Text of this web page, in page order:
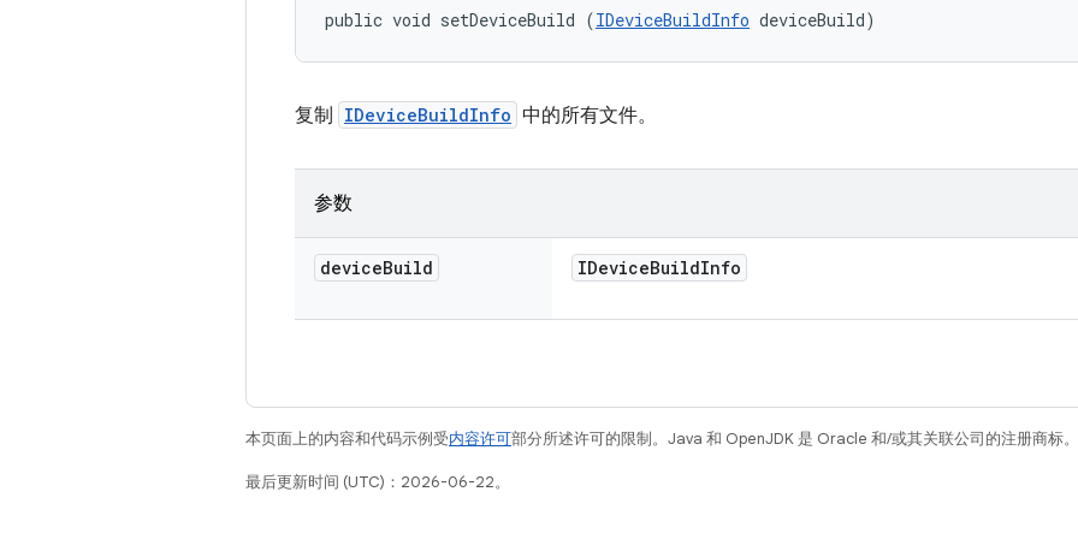
public void setDeviceBuild (IDeviceBuildInfo deviceBuild)
复制 IDeviceBuildInfo 中的所有文件。
参数
deviceBuild IDeviceBuildInfo
本页面上的内容和代码示例受内容许可部分所述许可的限制。Java 和 OpenJDK 是 Oracle 和/或其关联公司的注册商标。
最后更新时间 (UTC)：2026-06-22。